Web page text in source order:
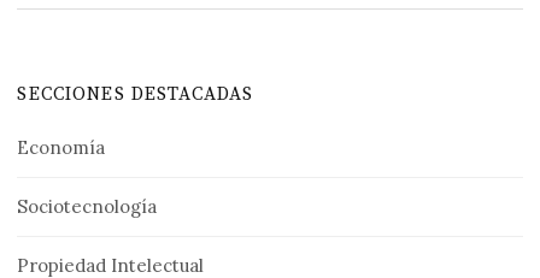
SECCIONES DESTACADAS
Economía
Sociotecnología
Propiedad Intelectual